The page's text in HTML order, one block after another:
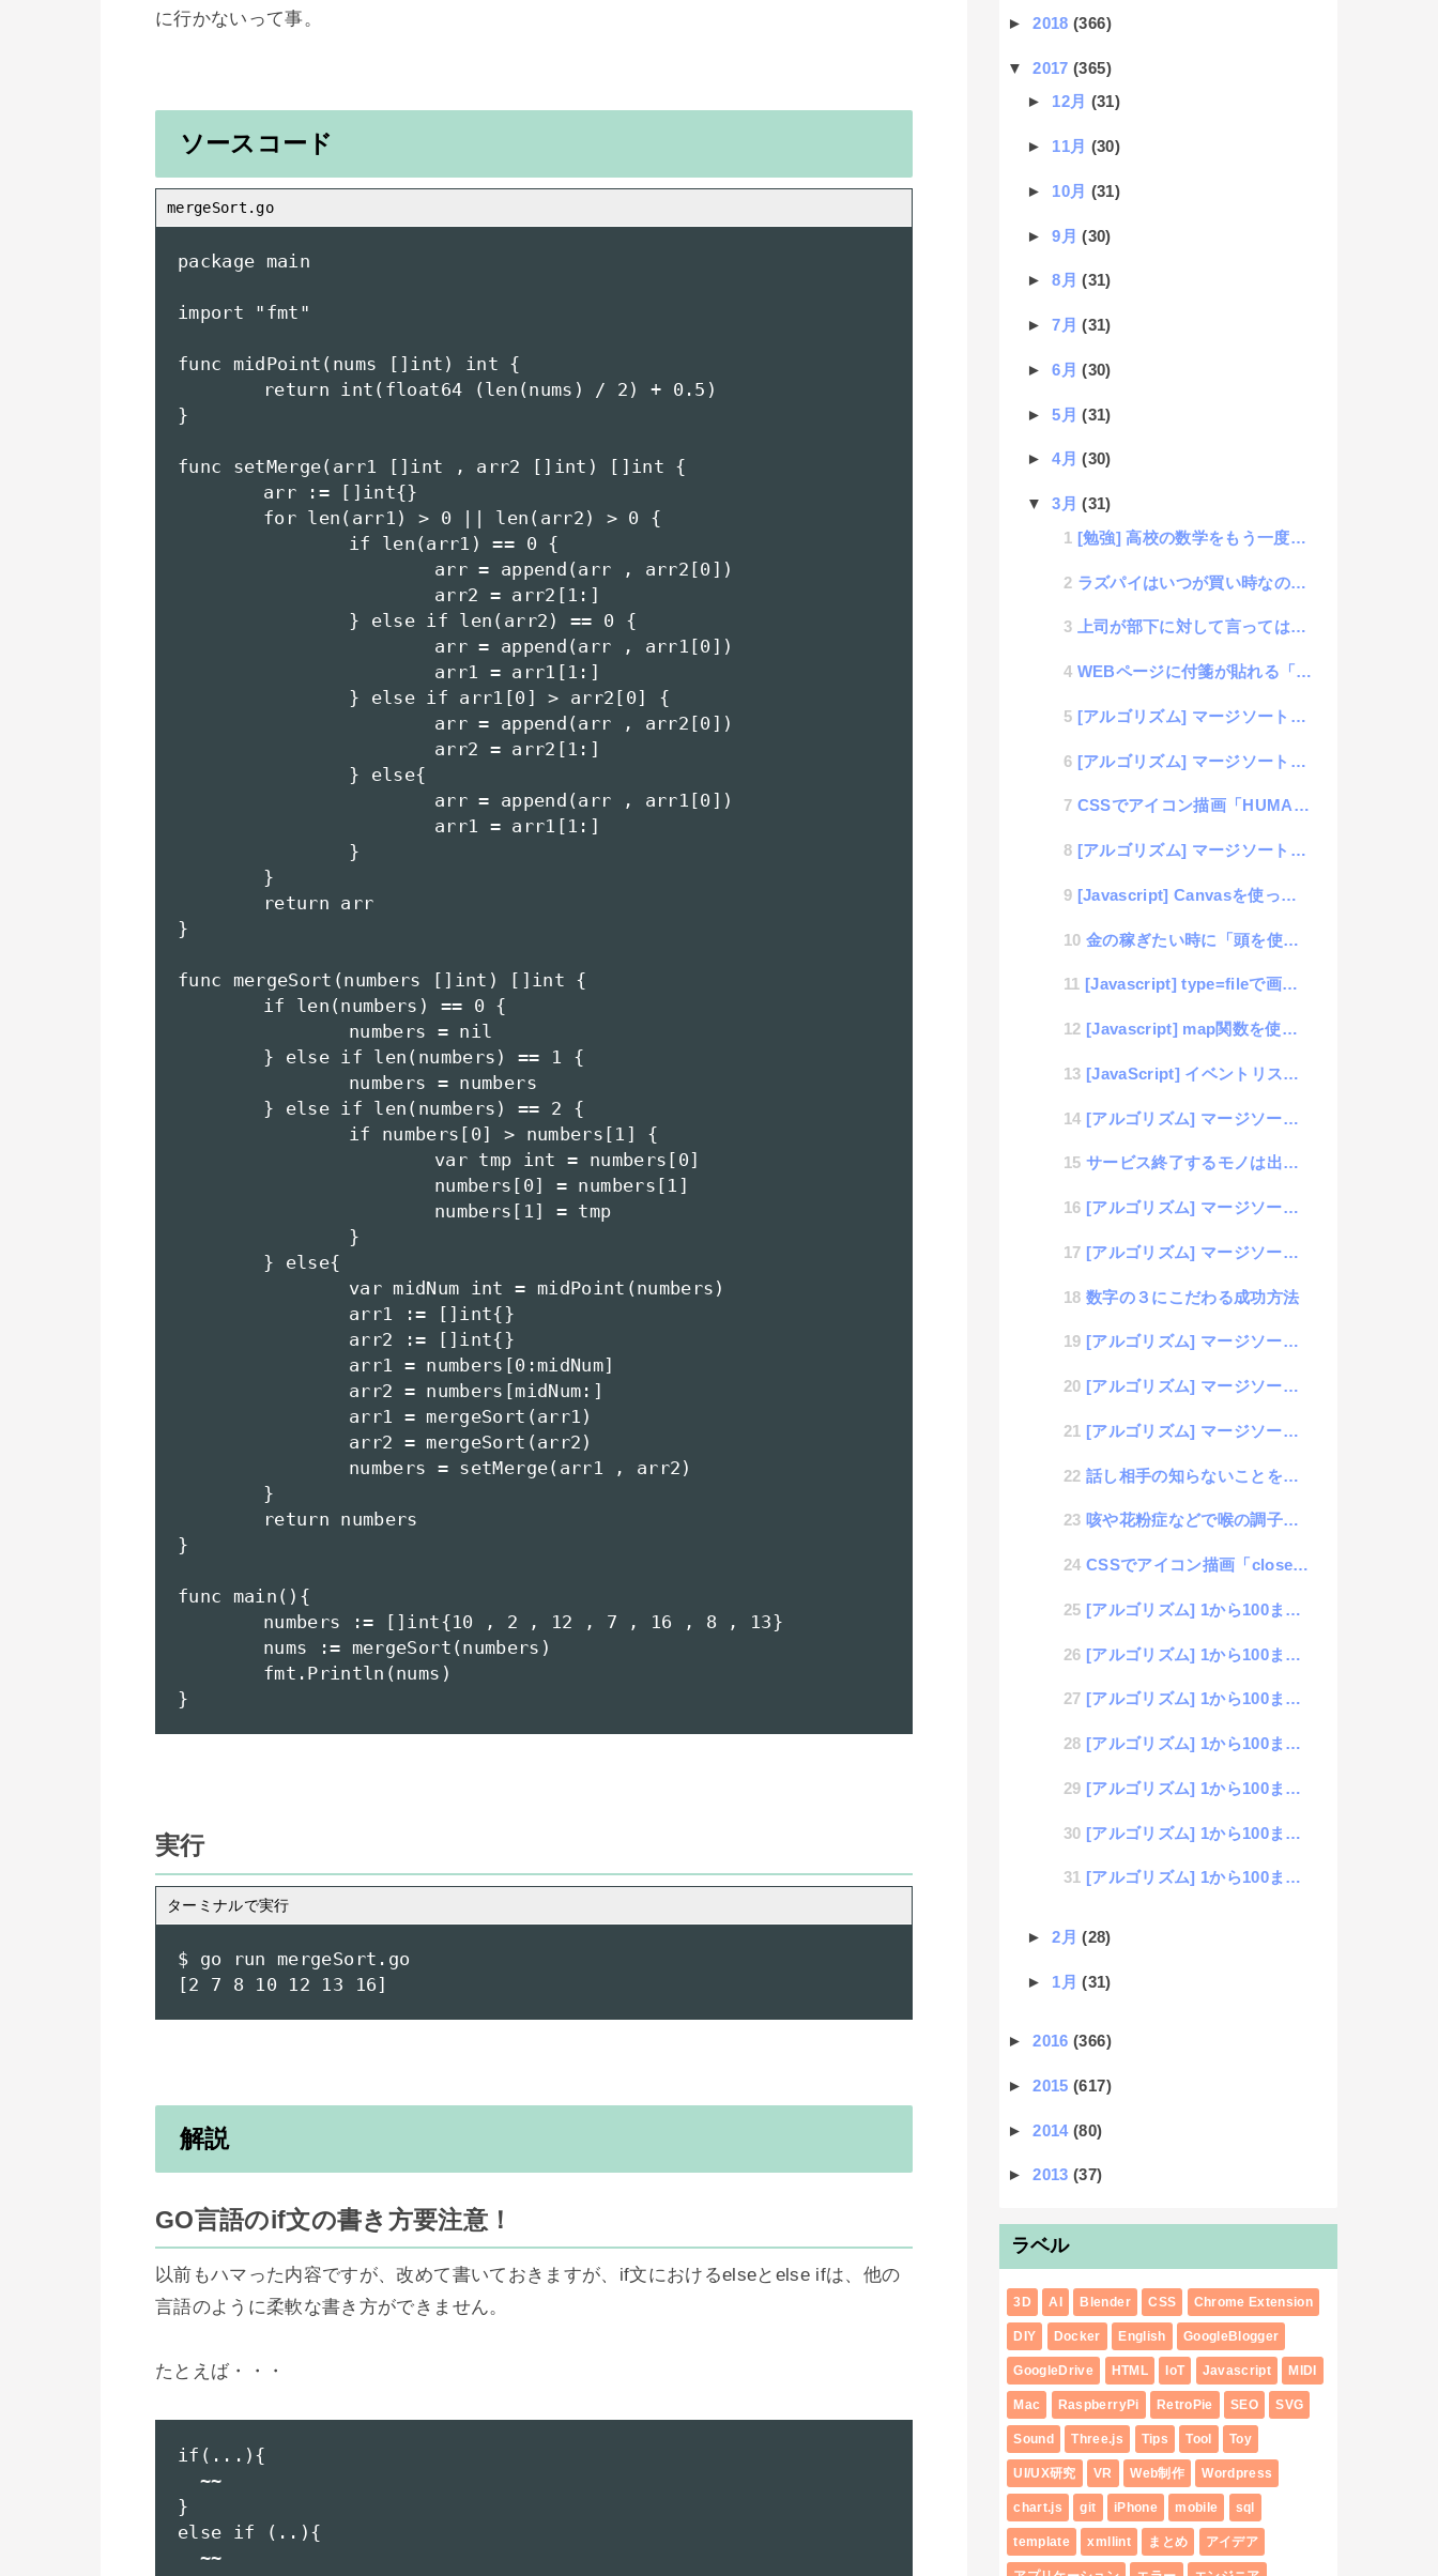
に行かないって事。
ソースコード
package main
import "fmt"
func midPoint(nums []int) int {
}
func setMerge(arr1 []int , arr2 []int) []int {
}
func mergeSort(numbers []int) []int {
}
func main(){
}
実行
$ go run mergeSort.go
[2 7 8 10 12 13 16]
解説
GO言語のif文の書き方要注意！
以前もハマった内容ですが、改めて書いておきますが、if文におけるelseとelse ifは、他の
言語のように柔軟な書き方ができません。
たとえば・・・
if(...){
  ~~
}
else if (..){
  ~~
►2018(366)
▼2017(365)
► 12月 (31)
► 11月 (30)
► 10月 (31)
►9月(30)
►8月(31)
►7月(31)
►6月(30)
►5月(31)
►4月(30)
▼3月(31)
[勉強] 高校の数学をもう一度勉強 #1 数字の種類
ラズパイはいつが買い時なのか？
上司が部下に対して言ってはいけない叱り方
WEBページに付箋が貼れる「PageStickies」をChrome拡張機能で公開
[アルゴリズム] マージソートのプログラミング（Ruby編）
[アルゴリズム] マージソートのプログラミング（Go言語編）
CSSでアイコン描画「HUMANアイコン」
[アルゴリズム] マージソートのプログラミング（C言語編）
[Javascript] Canvasを使って大きい画像の縮小データをbase64で出力までをブラウ...
金の稼ぎたい時に「頭を使うか、体を使うか」
[Javascript] type=fileで画像を選択した際に、プレビュー表示をするサンプル
[Javascript] map関数を使いこなして無駄にfor文を使わない
[JavaScript] イベントリスナーを深く知る
[アルゴリズム] マージソートのプログラミング（AWK編）
サービス終了するモノは出来る限りOSS化するべき
[アルゴリズム] マージソートのプログラミング（Shell編）
[アルゴリズム] マージソートのプログラミング（Python編）
数字の３にこだわる成功方法
[アルゴリズム] マージソートのプログラミング（PHP編）
[アルゴリズム] マージソートのプログラミング（JavaScript編）
[アルゴリズム] マージソートのプログラミング（解説）
話し相手の知らないことを言い続けるのはオタク
咳や花粉症などで喉の調子が悪い時に最強のノド飴「エキナケア」
CSSでアイコン描画「closeボタン」
[アルゴリズム] 1から100までの素数を取得(Ruby編）
[アルゴリズム] 1から100までの素数を取得(Go言語編）
[アルゴリズム] 1から100までの素数を取得(C言語編）
[アルゴリズム] 1から100までの素数を取得(AWK編）
[アルゴリズム] 1から100までの素数を取得(Shell編）
[アルゴリズム] 1から100までの素数を取得(Python編）
[アルゴリズム] 1から100までの素数を取得(PHP編）
►2月(28)
► 1月(31)
►2016(366)
►2015(617)
►2014(80)
►2013(37)
ラベル
3D AI Blender CSS Chrome Extension
DIY Docker English GoogleBlogger
GoogleDrive HTML IoT Javascript MIDI
Mac RaspberryPi RetroPie SEO SVG
Sound Three.js Tips Tool Toy
UI/UX研究 VR Web制作 Wordpress
chart.js git iPhone mobile sql
template xmllint まとめ アイデア